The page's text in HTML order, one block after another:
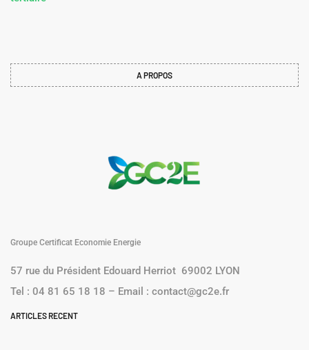
Suivant
BAT EN 102 : Isolation des murs dans le secteur
A PROPOS